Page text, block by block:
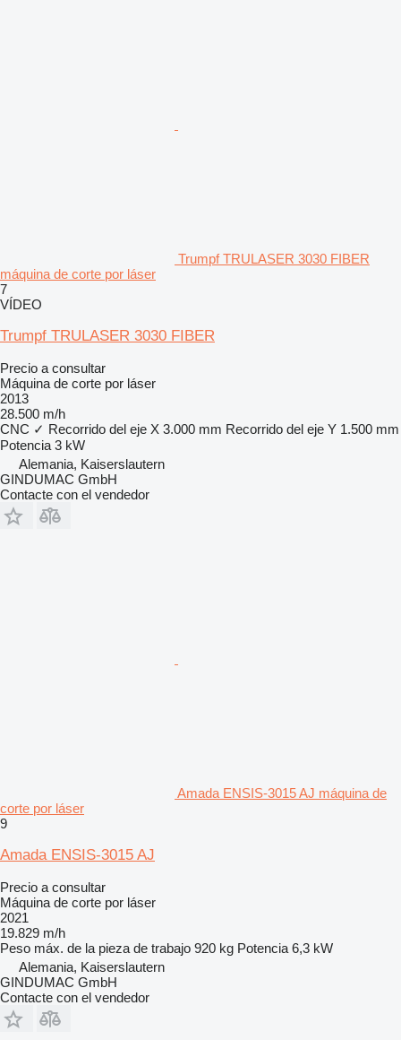
Trumpf TRULASER 3030 FIBER
máquina de corte por láser
7
VÍDEO
Trumpf TRULASER 3030 FIBER
Precio a consultar
Máquina de corte por láser
2013
28.500 m/h
CNC ✓ Recorrido del eje X 3.000 mm Recorrido del eje Y 1.500 mm
Potencia 3 kW
Alemania, Kaiserslautern
GINDUMAC GmbH
Contacte con el vendedor
Amada ENSIS-3015 AJ máquina de
corte por láser
9
Amada ENSIS-3015 AJ
Precio a consultar
Máquina de corte por láser
2021
19.829 m/h
Peso máx. de la pieza de trabajo 920 kg Potencia 6,3 kW
Alemania, Kaiserslautern
GINDUMAC GmbH
Contacte con el vendedor